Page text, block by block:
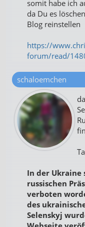
somit habe ich
da Du es
Blog reinstellen
https://
forum/read/
schaloemchen
In der Ukraine
russischen
verboten
des
Selenskyj